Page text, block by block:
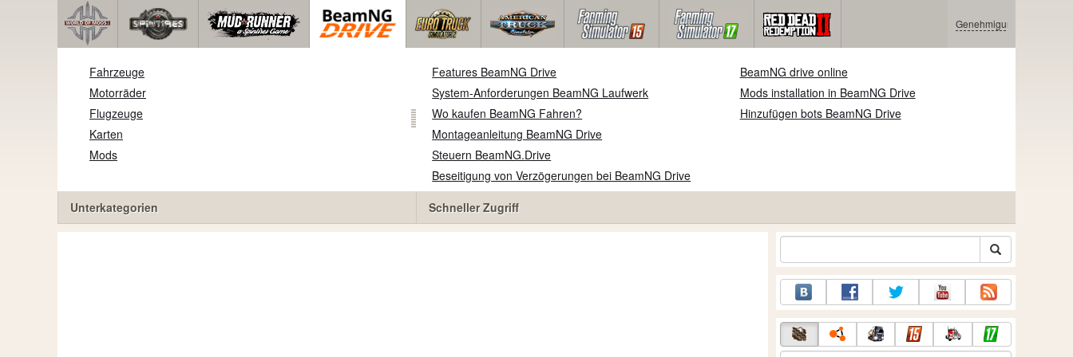
Genehmigung
Fahrzeuge
Motorräder
Flugzeuge
Karten
Mods
Unterkategorien
Features BeamNG Drive
System-Anforderungen BeamNG Laufwerk
Wo kaufen BeamNG Fahren?
Montageanleitung BeamNG Drive
Steuern BeamNG.Drive
Beseitigung von Verzögerungen bei BeamNG Drive
BeamNG drive online
Mods installation in BeamNG Drive
Hinzufügen bots BeamNG Drive
Schneller Zugriff